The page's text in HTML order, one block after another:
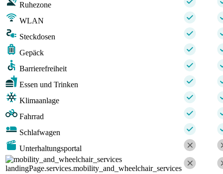
Ruhezone
WLAN
Steckdosen
Gepäck
Barrierefreiheit
Essen und Trinken
Klimaanlage
Fahrrad
Schlafwagen
Unterhaltungsportal
landingPage.services.mobility_and_wheelchair_services